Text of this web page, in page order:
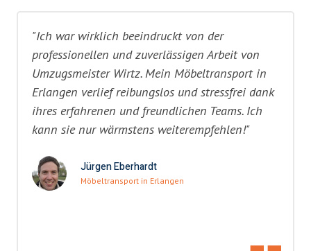
"Ich war wirklich beeindruckt von der
professionellen und zuverlässigen Arbeit von
Umzugsmeister Wirtz. Mein Möbeltransport in
Erlangen verlief reibungslos und stressfrei dank
ihres erfahrenen und freundlichen Teams. Ich
kann sie nur wärmstens weiterempfehlen!"
Jürgen Eberhardt
Möbeltransport in Erlangen